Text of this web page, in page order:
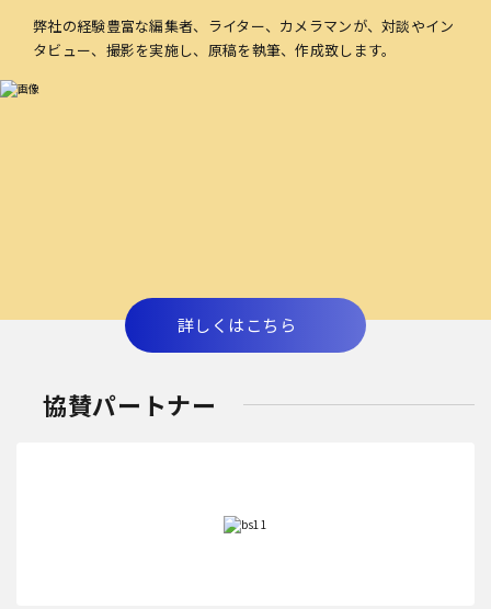
弊社の経験豊富な編集者、ライター、カメラマンが、対談やイン
タビュー、撮影を実施し、原稿を執筆、作成致します。
詳しくはこちら
協賛パートナー